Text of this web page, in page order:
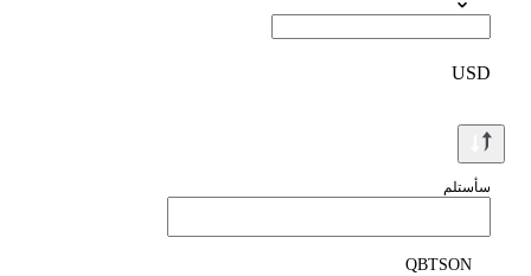
USD
سأستلم
QBTSON